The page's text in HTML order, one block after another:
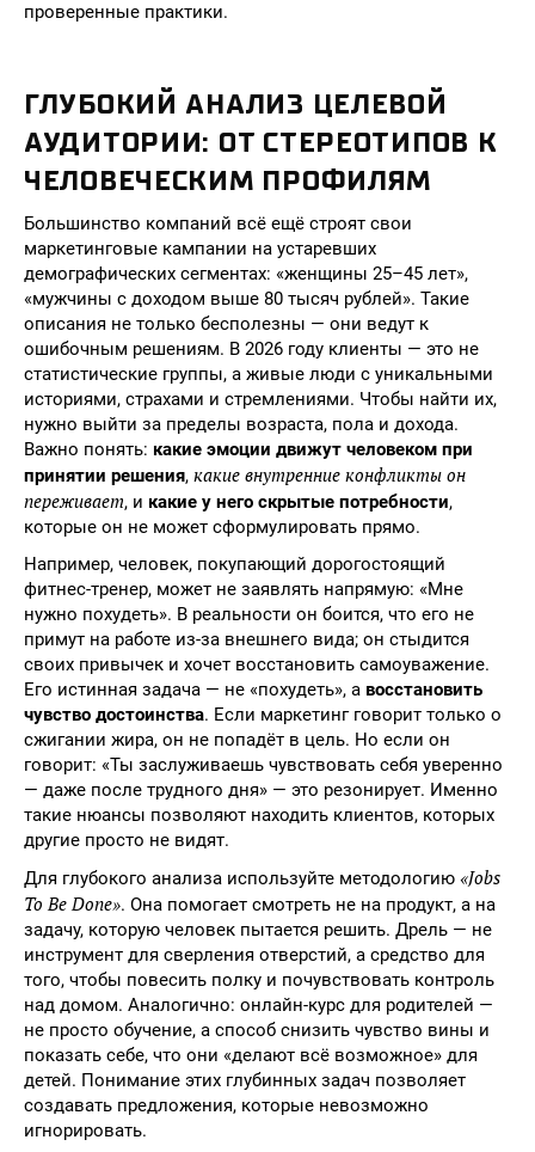
проверенные практики.
ГЛУБОКИЙ АНАЛИЗ ЦЕЛЕВОЙ
АУДИТОРИИ: ОТ СТЕРЕОТИПОВ К
ЧЕЛОВЕЧЕСКИМ ПРОФИЛЯМ
Большинство компаний всё ещё строят свои
маркетинговые кампании на устаревших
демографических сегментах: «женщины 25–45 лет»,
«мужчины с доходом выше 80 тысяч рублей». Такие
описания не только бесполезны — они ведут к
ошибочным решениям. В 2026 году клиенты — это не
статистические группы, а живые люди с уникальными
историями, страхами и стремлениями. Чтобы найти их,
нужно выйти за пределы возраста, пола и дохода.
Важно понять: какие эмоции движут человеком при
принятии решения, какие внутренние конфликты он
переживает, и какие у него скрытые потребности,
которые он не может сформулировать прямо.
Например, человек, покупающий дорогостоящий
фитнес-тренер, может не заявлять напрямую: «Мне
нужно похудеть». В реальности он боится, что его не
примут на работе из-за внешнего вида; он стыдится
своих привычек и хочет восстановить самоуважение.
Его истинная задача — не «похудеть», а восстановить
чувство достоинства. Если маркетинг говорит только о
сжигании жира, он не попадёт в цель. Но если он
говорит: «Ты заслуживаешь чувствовать себя уверенно
— даже после трудного дня» — это резонирует. Именно
такие нюансы позволяют находить клиентов, которых
другие просто не видят.
Для глубокого анализа используйте методологию «Jobs
To Be Done». Она помогает смотреть не на продукт, а на
задачу, которую человек пытается решить. Дрель — не
инструмент для сверления отверстий, а средство для
того, чтобы повесить полку и почувствовать контроль
над домом. Аналогично: онлайн-курс для родителей —
не просто обучение, а способ снизить чувство вины и
показать себе, что они «делают всё возможное» для
детей. Понимание этих глубинных задач позволяет
создавать предложения, которые невозможно
игнорировать.